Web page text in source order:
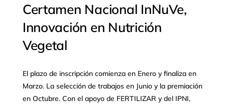
Certamen Nacional InNuVe,
Innovación en Nutrición
Vegetal
El plazo de inscripción comienza en Enero y finaliza en
Marzo. La selección de trabajos en Junio y la premiación
en Octubre. Con el apoyo de FERTILIZAR y del IPNI,